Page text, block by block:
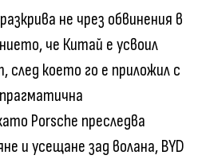
не чрез обвинения в
че Китай е усвоил
след което го е приложил с
Porsche преследва
и усещане зад волана, BYD